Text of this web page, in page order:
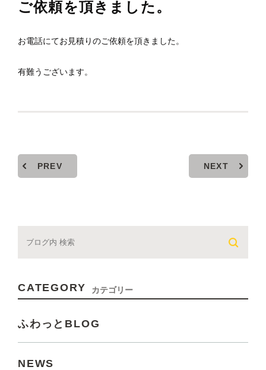
ご依頼を頂きました。
お電話にてお見積りのご依頼を頂きました。
有難うございます。
PREV NEXT
CATEGORY カテゴリー
ふわっとBLOG
NEWS